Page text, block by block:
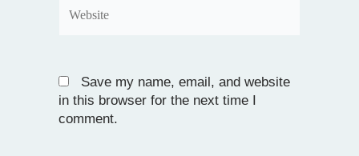
Save my name, email, and website
in this browser for the next time I
comment.